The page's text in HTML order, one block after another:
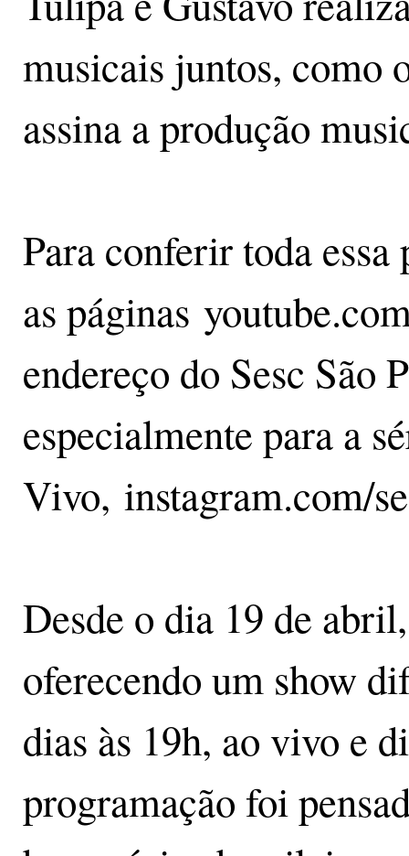
musicais juntos, como
assina a produção
Para conferir toda essa
as páginas
endereço do Sesc São
especialmente para a
Vivo, instagram.com/
Desde o dia 19 de
oferecendo um show
dias às 19h, ao vivo e
programação foi